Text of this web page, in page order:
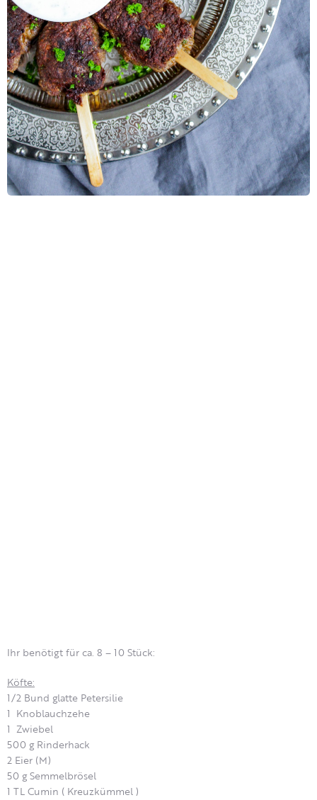
Ihr benötigt für ca. 8 – 10 Stück:
Köfte:
1/2 Bund glatte Petersilie
1 Knoblauchzehe
1 Zwiebel
500 g Rinderhack
2 Eier (M)
50 g Semmelbrösel
1 TL Cumin ( Kreuzkümmel )